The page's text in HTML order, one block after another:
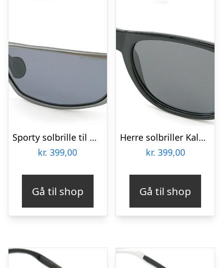
Sporty solbrille til mænd Kaleu Cateye fotokromatisk polariseret UV400 aluminium grå med etui
kr. 399,00
Gå til shop
Herre solbriller Kaleu Alpha i sort plastik og træ UV400 antirefleksive glas
kr. 399,00
Gå til shop